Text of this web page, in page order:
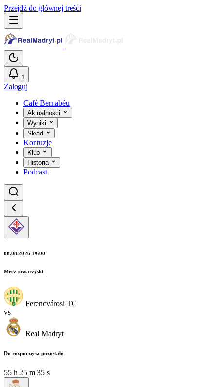
Przejdź do głównej treści
1
Zaloguj
Café Bernabéu
Aktualności
Wyniki
Skład
Kontuzje
Klub
Historia
Podcast
08.08.2026 19:00
Mecz towarzyski
Ferencvárosi TC
vs
Real Madryt
Do rozpoczęcia pozostało
55 h 25 m 33 s